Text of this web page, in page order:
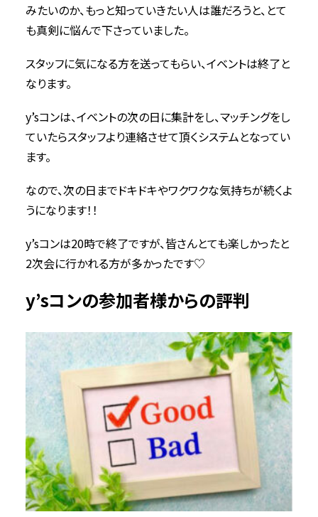
みたいのか、もっと知っていきたい人は誰だろうと、とて
も真剣に悩んで下さっていました。
スタッフに気になる方を送ってもらい、イベントは終了と
なります。
y’sコンは、イベントの次の日に集計をし、マッチングをし
ていたらスタッフより連絡させて頂くシステムとなってい
ます。
なので、次の日までドキドキやワクワクな気持ちが続くよ
うになります！！
y’sコンは20時で終了ですが、皆さんとても楽しかったと
2次会に行かれる方が多かったです♡
y’sコンの参加者様からの評判